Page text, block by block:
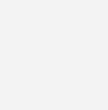
Sie muss noch durch
werden und wird erst im
sind also noch möglich.
zum Thema Zertifizierung:
gemäß der den alten
(Kategorie I bis IV), können
werden, sofern die Person
Auffrischungskurs für die